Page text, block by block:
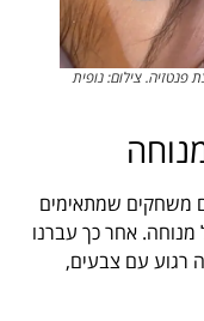
פנטזיה. צילום: נופית
משחקים שמתאימים
מנוחה. אחר כך עברנו
רגוע עם צבעים,